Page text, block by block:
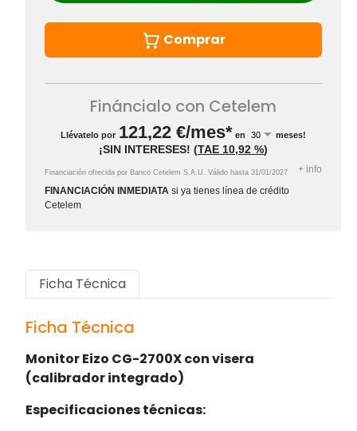
Comprar
Fináncialo con Cetelem
Llévatelo por 121,22 €/mes* en meses!
¡SIN INTERESES! (TAE 10,92 %)
Financiación ofrecida por Banco Cetelem S.A.U. Válido hasta 31/01/2027 + info
FINANCIACIÓN INMEDIATA si ya tienes línea de crédito
Cetelem
Ficha Técnica
Ficha Técnica
Monitor Eizo CG-2700X con visera
(calibrador integrado)
Especificaciones técnicas: